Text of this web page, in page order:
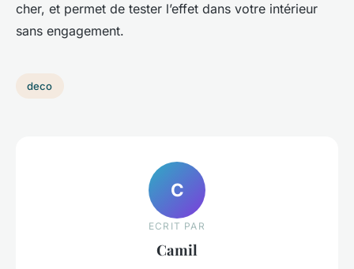
cher, et permet de tester l’effet dans votre intérieur
sans engagement.
deco
C
ECRIT PAR
Camil